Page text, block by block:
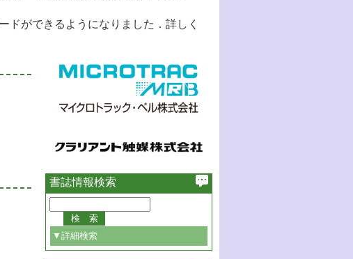
ドができるようになりました．詳しく
書誌情報検索
▼詳細検索